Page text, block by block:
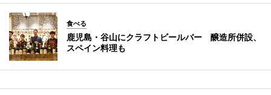
食べる
鹿児島・谷山にクラフトビールバー 醸造所併設、
スペイン料理も